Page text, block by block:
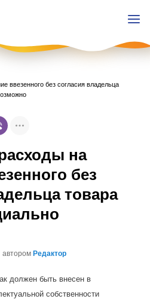
ввезенного без согласия владельца
на
без
товара
авторомРедактор
должен быть внесен в
собственности